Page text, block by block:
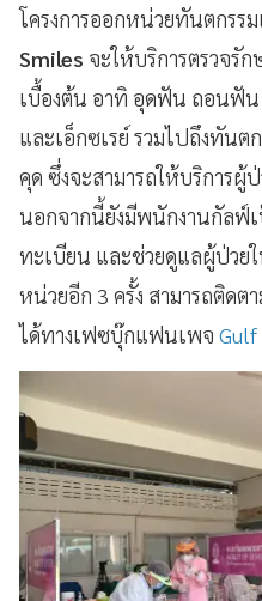
โครงการออกหน่วยทันตกรร
Smiles จะให้บริการตรวจรั
เบื้องต้น อาทิ อุดฟัน ถอนฟั
และเอ็กซเรย์ รวมไปถึงทัน
คุด ซึ่งจะสามารถให้บริการ
นอกจากนี้ยังมีพนักงานกัลฟ์เ
ทะเบียน และช่วยดูแลผู้ป่วย
หน่วยอีก 3 ครั้ง สามารถติดต
ได้ทางเฟซบุ๊กแฟนเพจ Gulf